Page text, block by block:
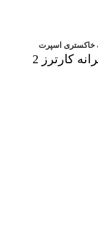
لباس بادی بچگانه استین کوتاه پسرانه کارترز 2